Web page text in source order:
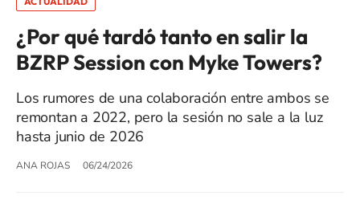
¿Por qué tardó tanto en salir la
BZRP Session con Myke Towers?
Los rumores de una colaboración entre ambos se
remontan a 2022, pero la sesión no sale a la luz
hasta junio de 2026
ANA ROJAS 06/24/2026